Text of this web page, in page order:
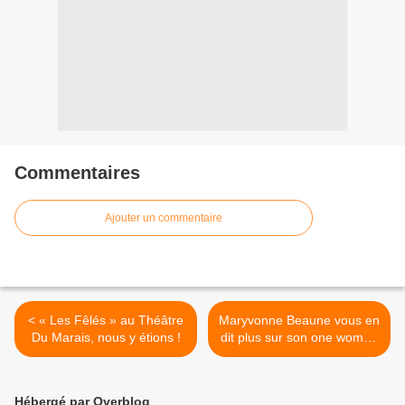
Commentaires
Ajouter un commentaire
< « Les Fêlés » au Théâtre
Du Marais, nous y étions !
Maryvonne Beaune vous en
dit plus sur son one woman
show « Nous Les Humains
Hébergé par Overblog